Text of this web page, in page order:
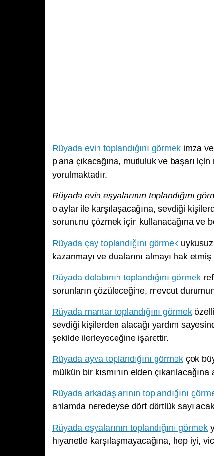
Rüyada evin toplandığını görmek imza
plana çıkacağına, mutluluk ve başarı
yorulmaktadır.
Rüyada evin eşyalarının toplandığını
olaylar ile karşılaşacağına, sevdiği
sorununu çözmek için kullanacağına ve
Rüyada çay toplandığını görmek
kazanmayı ve dualarını almayı hak
Rüyada dolabının toplandığını görmek
sorunların çözüleceğine, mevcut
Rüyada mantar toplandığını görmek
sevdiği kişilerden alacağı yardım
şekilde ilerleyeceğine işarettir.
Rüyada ayva toplandığını görmek çok
mülkün bir kısmının elden
Rüyada arkadaşlarının toplandığını
anlamda neredeyse dört dörtlük
Rüyada eşyalarının toplandığını görmek
hıyanetle karşılaşmayacağına, hep iyi,